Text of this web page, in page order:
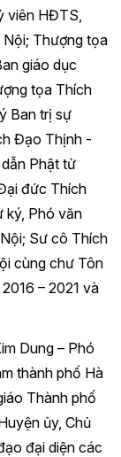
viên HĐTS,
Thượng tọa
giáo dục
tọa Thích
Ban trị sự
Đạo Thịnh -
Phật tử
đức Thích
ký, Phó văn
Sư cô Thích
cùng chư Tôn
– 2021 và
Dung – Phó
thành phố Hà
Thành phố
ủy, Chủ
đại diện các